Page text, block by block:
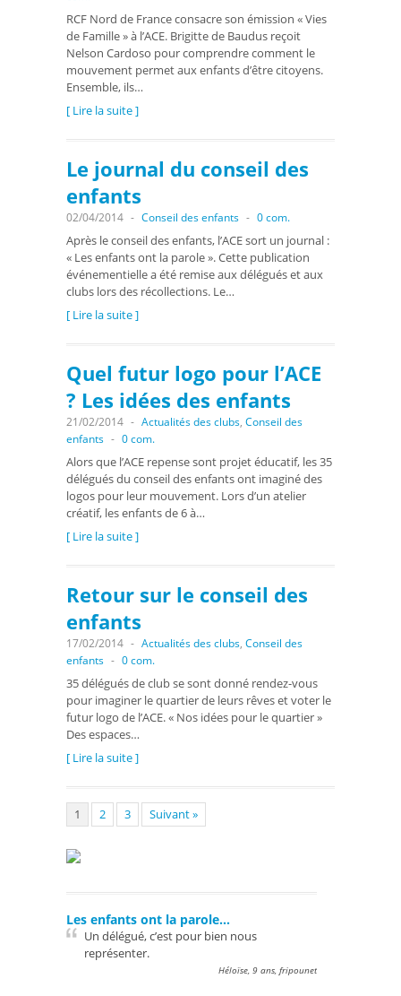
RCF Nord de France consacre son émission « Vies
de Famille » à l’ACE. Brigitte de Baudus reçoit
Nelson Cardoso pour comprendre comment le
mouvement permet aux enfants d’être citoyens.
Ensemble, ils…
[ Lire la suite ]
Le journal du conseil des
enfants
02/04/2014 - Conseil des enfants - 0 com.
Après le conseil des enfants, l’ACE sort un journal :
« Les enfants ont la parole ». Cette publication
événementielle a été remise aux délégués et aux
clubs lors des récollections. Le…
[ Lire la suite ]
Quel futur logo pour l’ACE
? Les idées des enfants
21/02/2014 - Actualités des clubs, Conseil des
enfants - 0 com.
Alors que l’ACE repense sont projet éducatif, les 35
délégués du conseil des enfants ont imaginé des
logos pour leur mouvement. Lors d’un atelier
créatif, les enfants de 6 à…
[ Lire la suite ]
Retour sur le conseil des
enfants
17/02/2014 - Actualités des clubs, Conseil des
enfants - 0 com.
35 délégués de club se sont donné rendez-vous
pour imaginer le quartier de leurs rêves et voter le
futur logo de l’ACE. « Nos idées pour le quartier »
Des espaces…
[ Lire la suite ]
1 2 3 Suivant »
Les enfants ont la parole…
Un délégué, c’est pour bien nous
représenter.
Héloïse, 9 ans, fripounet